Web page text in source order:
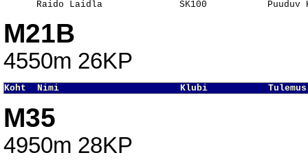
M21B
4550m 26KP
Koht  Nimi                      Klubi
M35
4950m 28KP